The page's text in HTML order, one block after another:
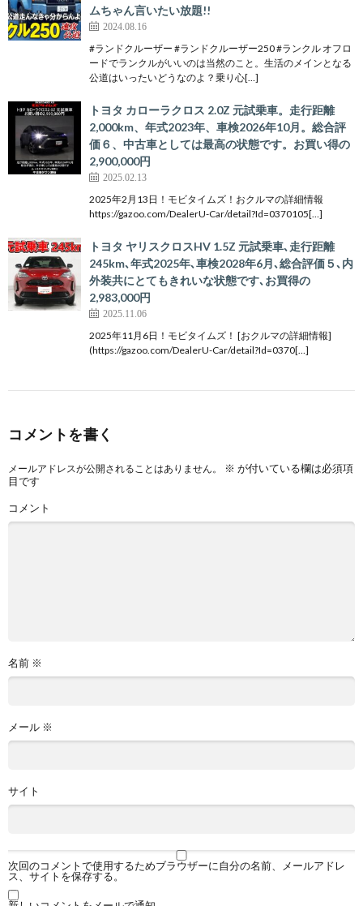
ムちゃん言いたい放題!!
2024.08.16
#ランドクルーザー #ランドクルーザー250 #ランクル オフロ
ードでランクルがいいのは当然のこと。生活のメインとなる
公道はいったいどうなのよ？乗り心[…]
トヨタ カローラクロス 2.0Z 元試乗車。走行距離
2,000km、年式2023年、車検2026年10月。総合評
価６、中古車としては最高の状態です。お買い得の
2,900,000円
2025.02.13
2025年2月13日！モビタイムズ！おクルマの詳細情報
https://gazoo.com/DealerU-Car/detail?Id=0370105[…]
トヨタ ヤリスクロスHV 1.5Z 元試乗車､走行距離
245km､年式2025年､車検2028年6月､総合評価５､内
外装共にとてもきれいな状態です､お買得の
2,983,000円
2025.11.06
2025年11月6日！モビタイムズ！ [おクルマの詳細情報]
(https://gazoo.com/DealerU-Car/detail?Id=0370[…]
コメントを書く
メールアドレスが公開されることはありません。 ※ が付いている欄は必須項
目です
コメント
名前 ※
メール ※
サイト
次回のコメントで使用するためブラウザーに自分の名前、メールアドレ
ス、サイトを保存する。